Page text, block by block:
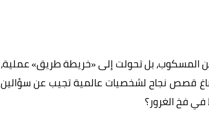
المسكوب، بل تحولت إلى «خريطة طريق» عملية،
قصص نجاح لشخصيات عالمية تجيب عن سؤالين
فخ الغرور؟